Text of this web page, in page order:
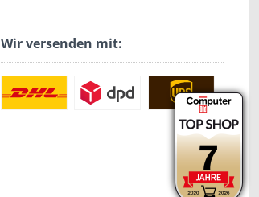
Wir versenden mit: